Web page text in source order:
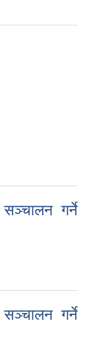
सञ्चालन गर्ने
सञ्चालन गर्ने